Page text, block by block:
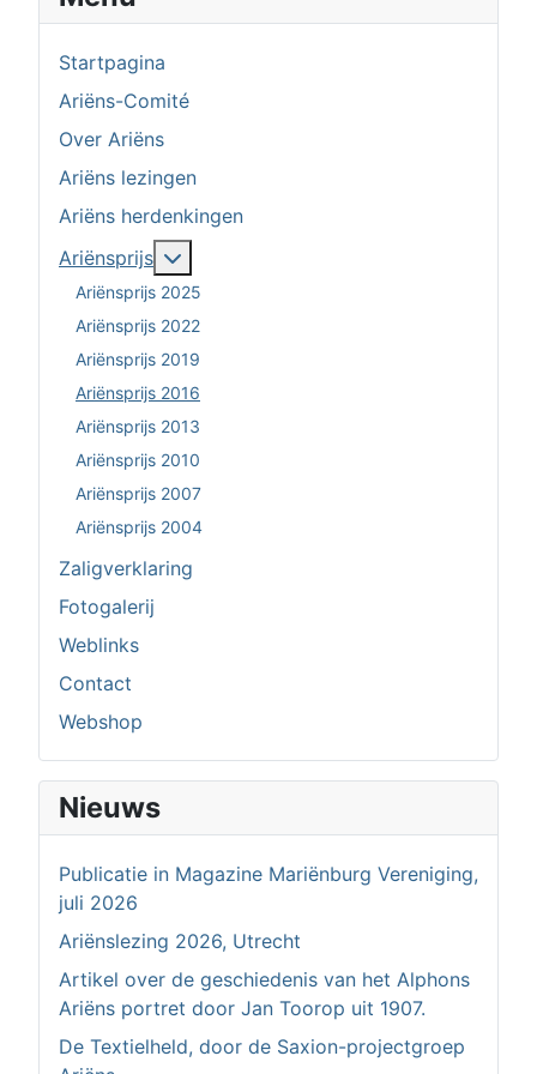
Startpagina
Ariëns-Comité
Over Ariëns
Ariëns lezingen
Ariëns herdenkingen
Ariënsprijs
Ariënsprijs 2025
Ariënsprijs 2022
Ariënsprijs 2019
Ariënsprijs 2016
Ariënsprijs 2013
Ariënsprijs 2010
Ariënsprijs 2007
Ariënsprijs 2004
Zaligverklaring
Fotogalerij
Weblinks
Contact
Webshop
Nieuws
Publicatie in Magazine Mariënburg Vereniging,
juli 2026
Ariënslezing 2026, Utrecht
Artikel over de geschiedenis van het Alphons
Ariëns portret door Jan Toorop uit 1907.
De Textielheld, door de Saxion-projectgroep